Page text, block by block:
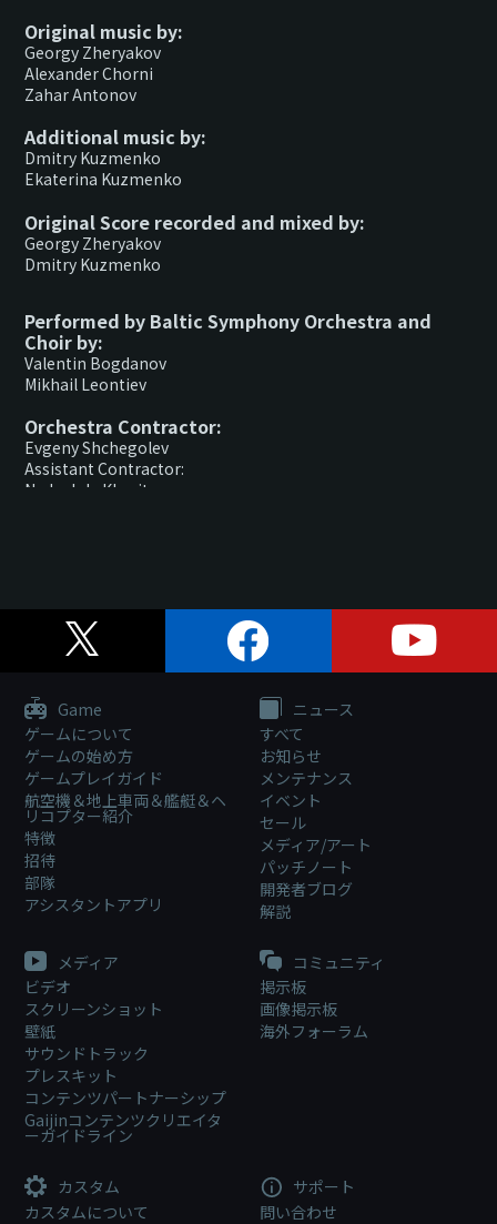
Original music by:
Georgy Zheryakov
Alexander Chorni
Zahar Antonov
Additional music by:
Dmitry Kuzmenko
Ekaterina Kuzmenko
Original Score recorded and mixed by:
Georgy Zheryakov
Dmitry Kuzmenko
Performed by Baltic Symphony Orchestra and
Choir by:
Valentin Bogdanov
Mikhail Leontiev
Orchestra Contractor:
Evgeny Shchegolev
Assistant Contractor:
Nadezhda Kharitonova
Game
ゲームについて
ゲームの始め方
ゲームプレイガイド
航空機＆地上車両＆艦艇＆ヘ
リコプター紹介
特徴
招待
部隊
アシスタントアプリ
ニュース
すべて
お知らせ
メンテナンス
イベント
セール
メディア/アート
パッチノート
開発者ブログ
解説
メディア
ビデオ
スクリーンショット
壁紙
サウンドトラック
プレスキット
コンテンツパートナーシップ
Gaijinコンテンツクリエイタ
ーガイドライン
コミュニティ
掲示板
画像掲示板
海外フォーラム
カスタム
カスタムについて
サポート
問い合わせ